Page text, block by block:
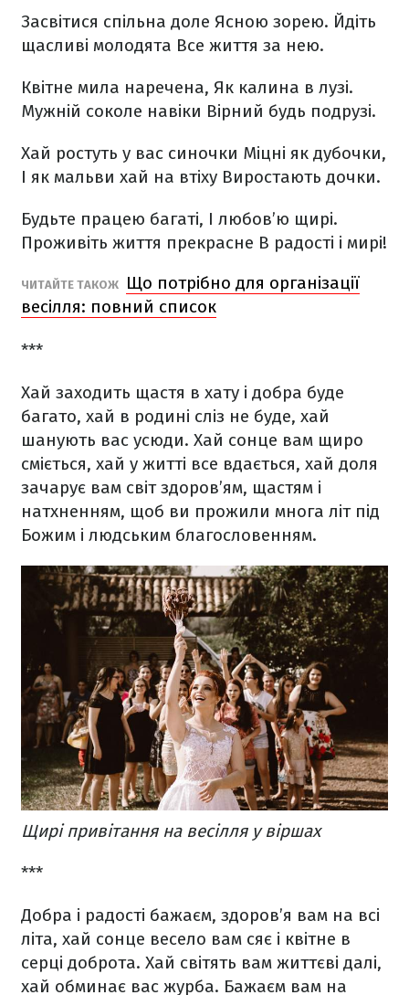
Засвітися спільна доле Ясною зорею. Йдіть
щасливі молодята Все життя за нею.
Квітне мила наречена, Як калина в лузі.
Мужній соколе навіки Вірний будь подрузі.
Хай ростуть у вас синочки Міцні як дубочки,
І як мальви хай на втіху Виростають дочки.
Будьте працею багаті, І любов’ю щирі.
Проживіть життя прекрасне В радості і мирі!
ЧИТАЙТЕ ТАКОЖ
Що потрібно для організації
весілля: повний список
***
Хай заходить щастя в хату і добра буде
багато, хай в родині сліз не буде, хай
шанують вас усюди. Хай сонце вам щиро
сміється, хай у житті все вдається, хай доля
зачарує вам світздоров’ям, щастям і
натхненням, щоб ви прожили многа літпід
Божим і людським благословенням.
Щирі привітання на весілля у віршах
***
Добра і радості бажаєм, здоров’я вам на всі
літа, хай сонце весело вам сяє і квітне в
серці доброта. Хай світять вам життєві далі,
хай обминає вас журба. Бажаєм вам на